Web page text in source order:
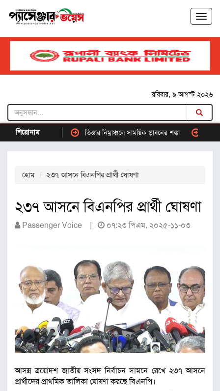
রবিবার, ৯ আগস্ট ২০২৬
শিরোনাম
যানজট তিস্তার নিম্নাঞ্চলে সাময়িক প্লাবনের শঙ্কা সালমান শাহ
হোম ২৩৭ আসনে বিএনপির প্রার্থী ঘোষণা
২৩৭ আসনে বিএনপির প্রার্থী ঘোষণা
Passenger Voice | ০৭:২৩ পিএম, ২০২৫-১১-০৩
আসন্ন ত্রয়োদশ জাতীয় সংসদ নির্বাচন সামনে রেখে ২৩৭ আসনে
প্রার্থীদের প্রাথমিক তালিকা ঘোষণা করছে বিএনপি।